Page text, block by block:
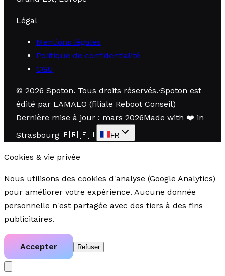
Légal
Mentions légales
Politique de confidentialité
CGU
© 2026 Spoton. Tous droits réservés.·Spoton est
édité par LAMALO (filiale Reboot Conseil)
Dernière mise à jour : mars 2026Made with ❤️ in
Strasbourg 🇫🇷 🇪🇺 FR
Cookies & vie privée
Nous utilisons des cookies d'analyse (Google Analytics)
pour améliorer votre expérience. Aucune donnée
personnelle n'est partagée avec des tiers à des fins
publicitaires.
Accepter Refuser